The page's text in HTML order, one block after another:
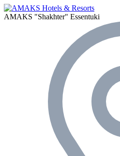
AMAKS "Shakhter" Essentuki